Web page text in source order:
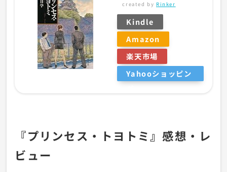
created by Rinker
Kindle
Amazon
楽天市場
Yahooショッピン
『プリンセス・トヨトミ』感想・レ
ビュー